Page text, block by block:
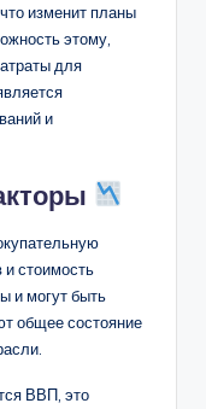
изменит планы
этому,
для
и
и стоимость
и могут быть
общее состояние
ВВП, это